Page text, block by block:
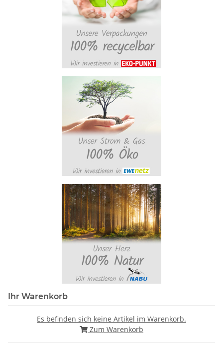
Ihr Warenkorb
Es befinden sich keine Artikel im Warenkorb.
Zum Warenkorb